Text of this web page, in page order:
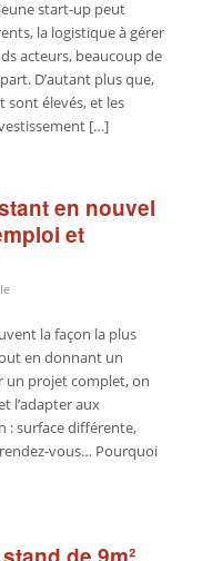
start-up peut
la logistique à gérer
acteurs, beaucoup de
D’autant plus que,
sont élevés, et les
[…]
en nouvel
et
la façon la plus
en donnant un
un projet complet, on
l’adapter aux
: surface différente,
vous… Pourquoi